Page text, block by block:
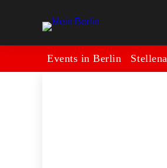
Events in Berlin